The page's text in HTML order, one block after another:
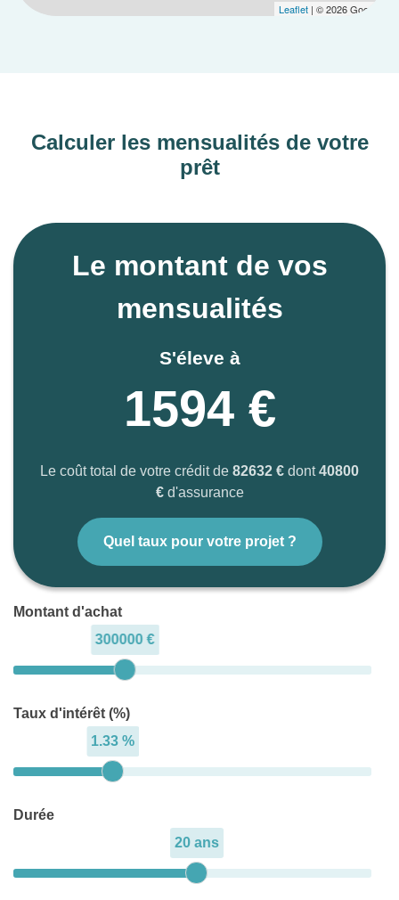
Leaflet | © 2026 Google
Calculer les mensualités de votre
prêt
Le montant de vos
mensualités
S'éleve à
1594 €
Le coût total de votre crédit de 82632 € dont40800
€d'assurance
Quel taux pour votre projet ?
Montant d'achat
300000 €
Taux d'intérêt (%)
1.33 %
Durée
20 ans